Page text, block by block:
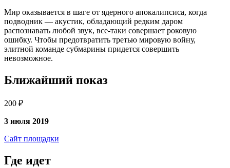
Мир оказывается в шаге от ядерного апокалипсиса, когда
подводник — акустик, обладающий редким даром
распознавать любой звук, все-таки совершает роковую
ошибку. Чтобы предотвратить третью мировую войну,
элитной команде субмарины придется совершить
невозможное.
Ближайший показ
200 ₽
3 июля 2019
Сайт площадки
Где идет